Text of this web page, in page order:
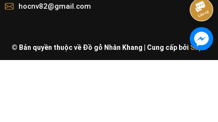
hocnv82@gmail.com
© Bản quyền thuộc về Đồ gỗ Nhân Khang Cung cấp bởi Sapo